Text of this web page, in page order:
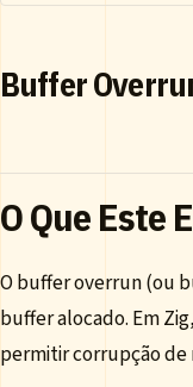
Buffer
O Que Este
O buffer overrun (ou
buffer alocado. Em
permitir corrupção de